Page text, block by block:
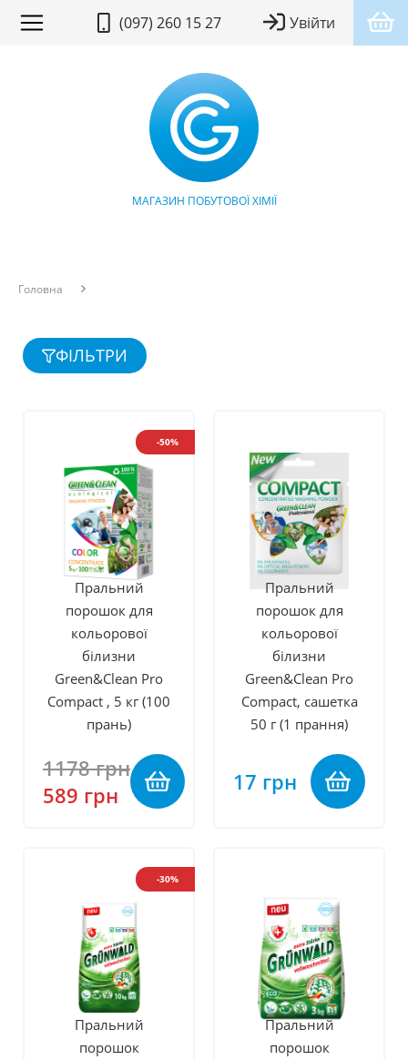
(097) 260 15 27 Увійти
МАГАЗИН ПОБУТОВОЇ ХІМІЇ
Головна
ФІЛЬТРИ
-50%
Пральний
порошок для
кольорової
білизни
Green&Clean Pro
Compact , 5 кг (100
прань)
1178 грн
589 грн
Пральний
порошок для
кольорової
білизни
Green&Clean Pro
Compact, сашетка
50 г (1 прання)
17 грн
-30%
Пральний
порошок
Пральний
порошок